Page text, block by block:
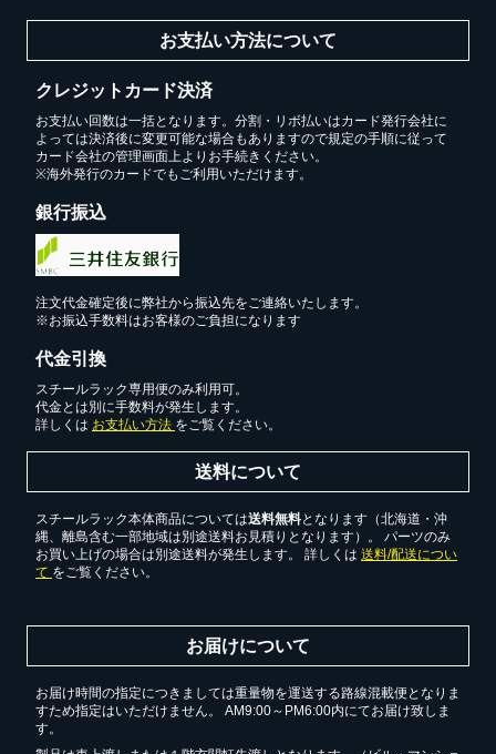
お支払い方法について
クレジットカード決済
お支払い回数は一括となります。分割・リボ払いはカード発行会社に
よっては決済後に変更可能な場合もありますので規定の手順に従って
カード会社の管理画面上よりお手続きください。
※海外発行のカードでもご利用いただけます。
銀行振込
注文代金確定後に弊社から振込先をご連絡いたします。
※お振込手数料はお客様のご負担になります
代金引換
スチールラック専用便のみ利用可。
代金とは別に手数料が発生します。
詳しくは お支払い方法 をご覧ください。
送料について
スチールラック本体商品については送料無料となります（北海道・沖
縄、離島含む一部地域は別途送料お見積りとなります）。 パーツのみ
お買い上げの場合は別途送料が発生します。 詳しくは 送料/配送につい
て をご覧ください。
お届けについて
お届け時間の指定につきましては重量物を運送する路線混載便となりま
すため指定はいただけません。 AM9:00～PM6:00内にてお届け致しま
す。